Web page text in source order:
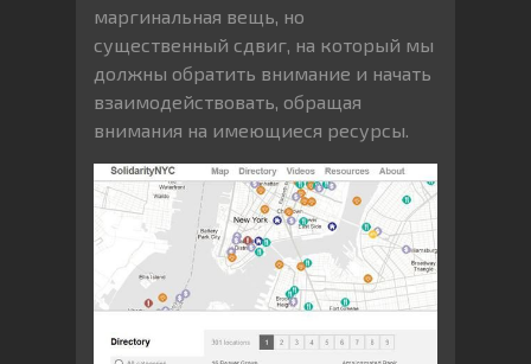
маргинальная вещь, но
существенный сдвиг, на который мы
должны обратить внимание и начать
взаимодействовать, обращая
внимания на имеющиеся ресурсы.